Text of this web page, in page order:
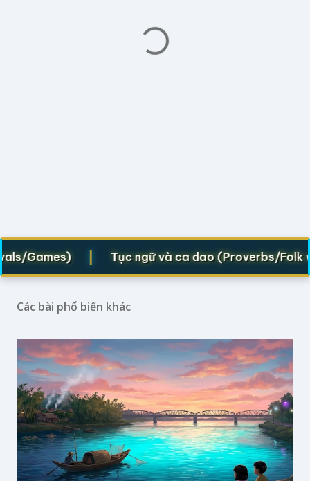
| Tục ngữ và ca dao (Proverbs/Folk
Các bài phổ biến khác